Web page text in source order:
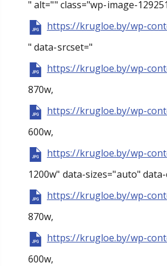
" alt="" class="wp-image-
https://krugloe.by/wp-
" data-srcset="
https://krugloe.by/wp-
870w,
https://krugloe.by/wp-
600w,
https://krugloe.by/wp-
1200w" data-sizes="auto"
https://krugloe.by/wp-
870w,
https://krugloe.by/wp-
600w,